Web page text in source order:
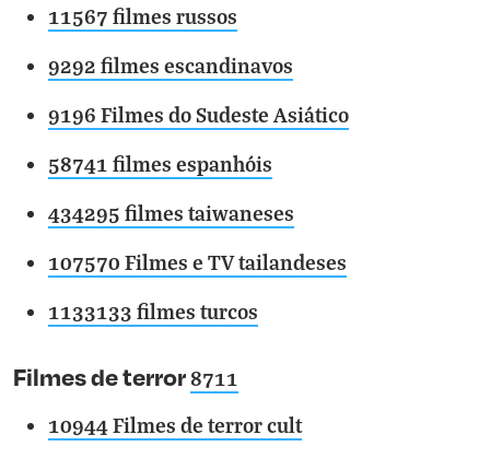
11567 filmes russos
9292 filmes escandinavos
9196 Filmes do Sudeste Asiático
58741 filmes espanhóis
434295 filmes taiwaneses
107570 Filmes e TV tailandeses
1133133 filmes turcos
Filmes de terror8711
10944 Filmes de terror cult